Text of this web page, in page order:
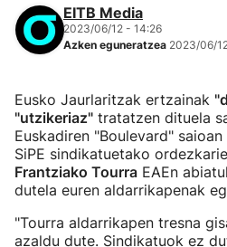
EITB Media
2023/06/12 - 14:26
Azken eguneratzea 2023/06/
Eusko Jaurlaritzak ertzainak
"utzikeriaz" tratatzen dituela
Euskadiren "Boulevard" saioan
SiPE sindikatuetako
Frantziako Tourra EAEn
dutela euren aldarrikapenak
"Tourra aldarrikapen tresna
azaldu dute. Sindikatuok ez